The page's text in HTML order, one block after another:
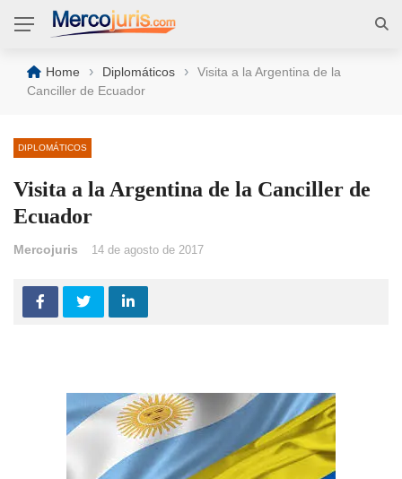
Home › Diplomáticos ›
Visita a la Argentina de la
Canciller de Ecuador
DIPLOMÁTICOS
Visita a la Argentina de la Canciller de
Ecuador
Mercojuris 14 de agosto de 2017